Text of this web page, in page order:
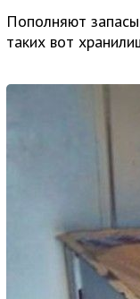
Пополняют
таких вот